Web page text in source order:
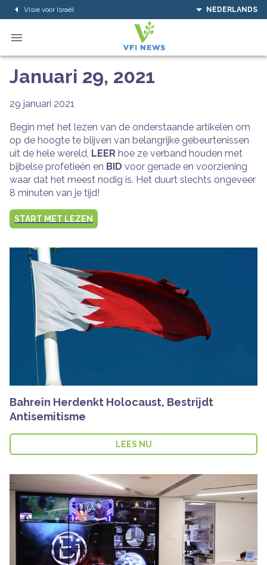
Visie voor Israël NEDERLANDS
Januari 29, 2021
29 januari 2021
Begin met het lezen van de onderstaande artikelen om
op de hoogte te blijven van belangrijke gebeurtenissen
uit de hele wereld, LEER hoe ze verband houden met
bijbelse profetieën en BID voor genade en voorziening
waar dat het meest nodig is. Het duurt slechts ongeveer
8 minuten van je tijd!
START MET LEZEN
Bahrein Herdenkt Holocaust, Bestrijdt
Antisemitisme
LEES NU